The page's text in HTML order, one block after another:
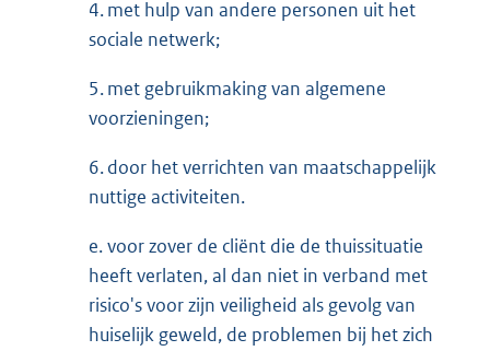
4. met hulp van andere personen uit het
sociale netwerk;
5. met gebruikmaking van algemene
voorzieningen;
6. door het verrichten van maatschappelijk
nuttige activiteiten.
e. voor zover de cliënt die de thuissituatie
heeft verlaten, al dan niet in verband met
risico's voor zijn veiligheid als gevolg van
huiselijk geweld, de problemen bij het zich